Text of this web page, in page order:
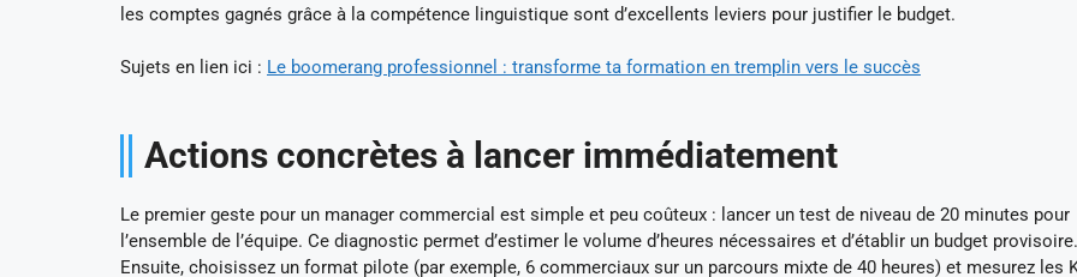
les comptes gagnés grâce à la compétence linguistique sont d’excellents leviers pour justifier le budget.
Sujets en lien ici : Le boomerang professionnel : transforme ta formation en tremplin vers le succès
Actions concrètes à lancer immédiatement
Le premier geste pour un manager commercial est simple et peu coûteux : lancer un test de niveau de 20 minutes pour
l’ensemble de l’équipe. Ce diagnostic permet d’estimer le volume d’heures nécessaires et d’établir un budget provisoire.
Ensuite, choisissez un format pilote (par exemple, 6 commerciaux sur un parcours mixte de 40 heures) et mesurez les